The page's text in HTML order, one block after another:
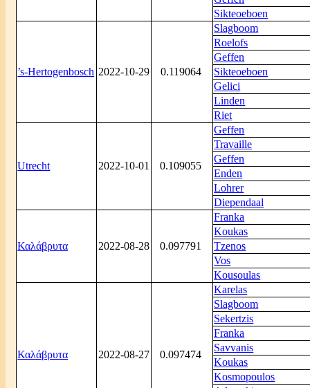
Sikteoeboen
’s-Hertogenbosch 2022-10-29 0.119064
Slagboom
Roelofs
Geffen
Sikteoeboen
Gelici
Linden
Riet
Utrecht 2022-10-01 0.109055
Geffen
Travaille
Geffen
Enden
Lohrer
Diependaal
Καλάβρυτα 2022-08-28 0.097791
Franka
Koukas
Tzenos
Vos
Kousoulas
Καλάβρυτα 2022-08-27 0.097474
Karelas
Slagboom
Sekertzis
Franka
Savvanis
Koukas
Kosmopoulos